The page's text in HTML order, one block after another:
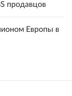
продавцов
Европы в